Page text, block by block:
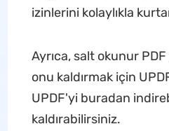
izinlerini kolaylıkla
Ayrıca, salt okunur
onu kaldırmak için
UPDF'yi buradan
kaldırabilirsiniz.